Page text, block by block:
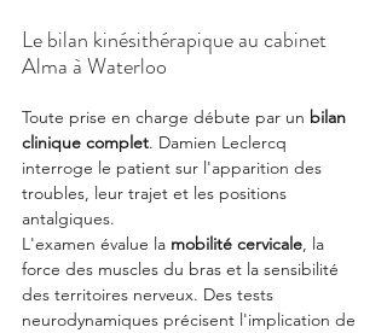
Le bilan kinésithérapique au cabinet
Alma à Waterloo
Toute prise en charge débute par un bilan
clinique complet. Damien Leclercq
interroge le patient sur l'apparition des
troubles, leur trajet et les positions
antalgiques.
L'examen évalue la mobilité cervicale, la
force des muscles du bras et la sensibilité
des territoires nerveux. Des tests
neurodynamiques précisent l'implication de